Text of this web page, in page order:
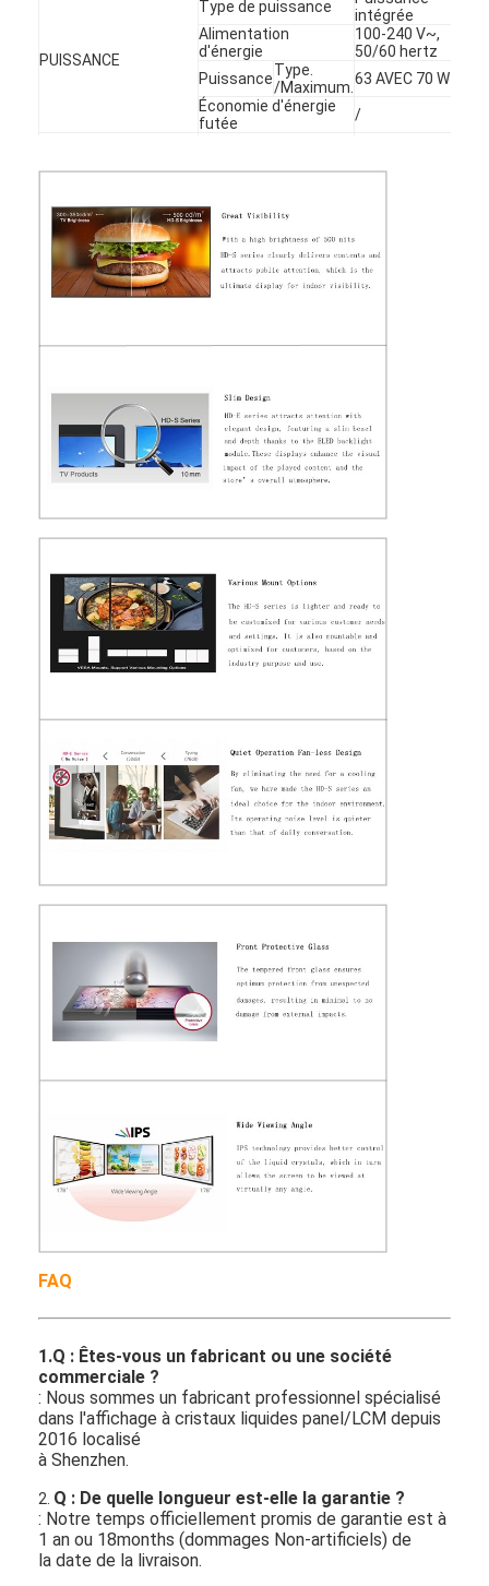
PUISSANCE
Type de puissance
intégrée
Alimentation
d'énergie
100-240 V~,
50/60 hertz
PuissanceType.
/Maximum. 63 AVEC 70 W
Économie d'énergie
futée
/
Facultatif
support de
plancher,
accrocher de
alternatif
GARANTIE GARANTIE
18Month,
pièces de
rechange
FAQ
1.Q : Êtes-vous un fabricant ou une société
commerciale ?
: Nous sommes un fabricant professionnel spécialisé
dans l'affichage à cristaux liquides panel/LCM depuis
2016 localisé
à Shenzhen.
2. Q : De quelle longueur est-elle la garantie ?
: Notre temps officiellement promis de garantie est à
1 an ou 18months (dommages Non-artificiels) de
la date de la livraison.